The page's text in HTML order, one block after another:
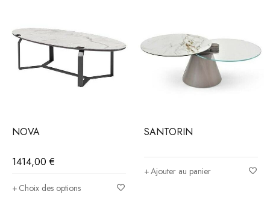
NOVA
1414,00€
Choix des options
SANTORIN
Ajouter au panier